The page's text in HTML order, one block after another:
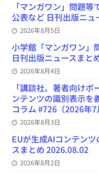
「マンガワン」問題
公表など 日刊出版ニ
2026年8月5日
小学館「マンガワン」
日刊出版ニュースまと
2026年8月4日
「講談社、著者向け
ンテンツの識別表示を
コラム #726（2026年7
2026年8月3日
EUが生成AIコンテン
スまとめ 2026.08.02
2026年8月2日